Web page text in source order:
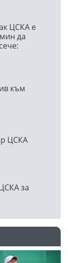
ЦСКА е
да
към
ЦСКА
за